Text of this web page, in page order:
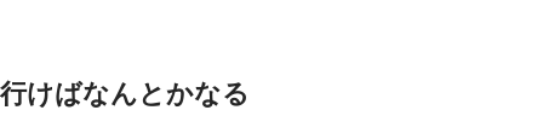
行けばなんとかなる